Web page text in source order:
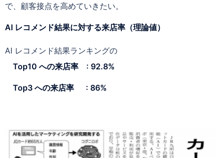
で、顧客接点を高めていきたい。
AI レコメンド結果に対する来店率（理論値）
AI レコメンド結果ランキングの
Top10 への来店率 : 92.8%
Top3 への来店率 : 86%